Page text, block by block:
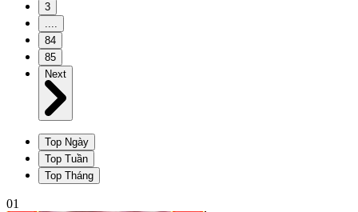
3
....
84
85
Next
Top Ngày
Top Tuần
Top Tháng
01